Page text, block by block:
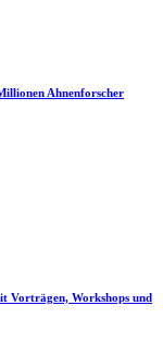
Ahnenforscher
Vorträgen, Workshops und